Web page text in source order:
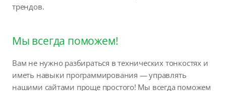
трендов.
Мы всегда поможем!
Вам не нужно разбираться в технических тонкостях и
иметь навыки программирования — управлять
нашими сайтами проще простого! Мы всегда поможем